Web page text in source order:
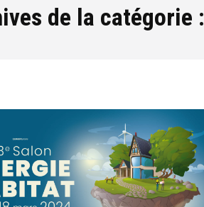
de la catégorie :